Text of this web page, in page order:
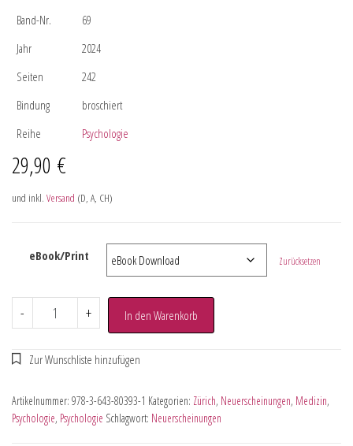
Band-Nr.
69
Jahr
2024
Seiten
242
Bindung
broschiert
Reihe
Psychologie
29,90 €
und inkl. Versand (D, A, CH)
eBook/Print Zurücksetzen
- + In den Warenkorb
Artikelnummer: 978-3-643-80393-1 Kategorien: Zürich, Neuerscheinungen, Medizin,
Psychologie, Psychologie Schlagwort: Neuerscheinungen